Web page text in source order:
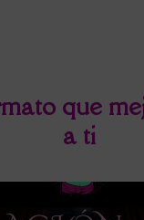
que
a ti